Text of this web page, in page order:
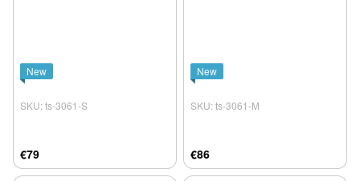
New
SKU: ts-3061-S
€79
New
SKU: ts-3061-M
€86